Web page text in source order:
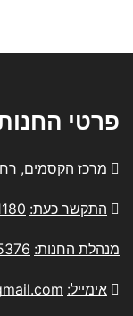
פרטי
מרכז הקסמים, רחוב
התקשר כעת:
מנהלת החנות:
אימייל: